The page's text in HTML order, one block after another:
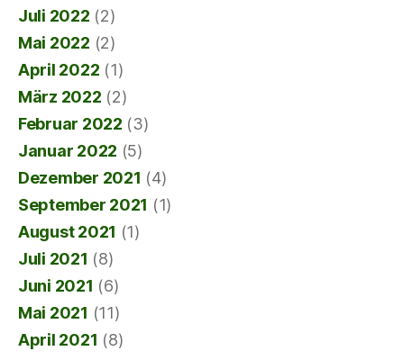
Juli 2022 (2)
Mai 2022 (2)
April 2022 (1)
März 2022 (2)
Februar 2022 (3)
Januar 2022 (5)
Dezember 2021 (4)
September 2021 (1)
August 2021 (1)
Juli 2021 (8)
Juni 2021 (6)
Mai 2021 (11)
April 2021 (8)